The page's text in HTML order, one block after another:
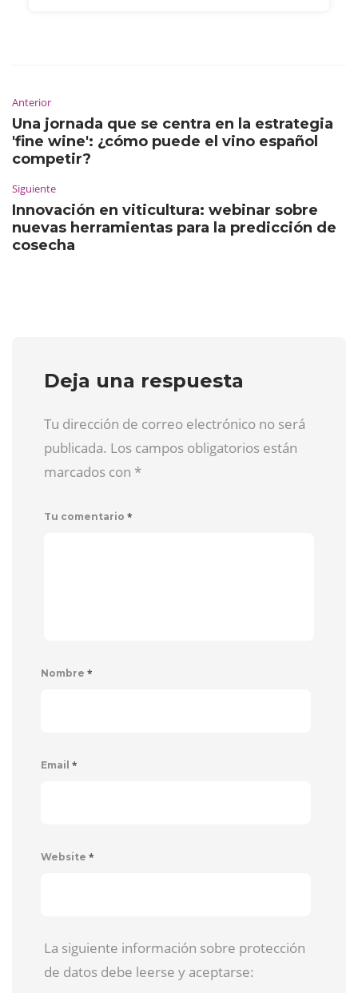
Anterior
Una jornada que se centra en la estrategia
'fine wine': ¿cómo puede el vino español
competir?
Siguiente
Innovación en viticultura: webinar sobre
nuevas herramientas para la predicción de
cosecha
Deja una respuesta
Tu dirección de correo electrónico no será
publicada. Los campos obligatorios están
marcados con *
Tu comentario *
Nombre *
Email *
Website *
La siguiente información sobre protección
de datos debe leerse y aceptarse: